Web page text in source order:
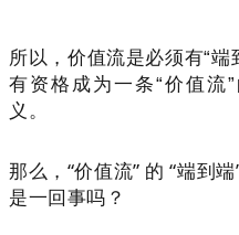
所以，价值流是必须有“端
有资格成为一条“价值流
义。
那么，“价值流” 的 “端到
是一回事吗？